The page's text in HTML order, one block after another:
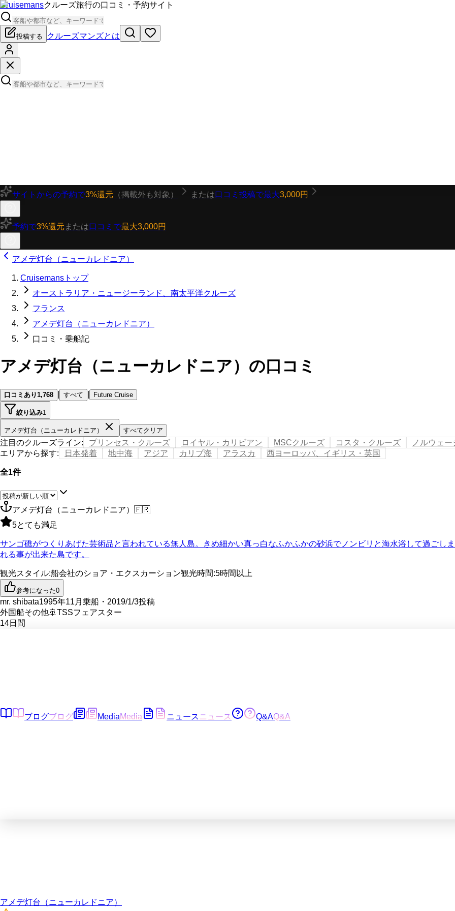
Cruisemansクルーズ旅行の口コミ・予約サイト
投稿する クルーズマンズとは
サイトからの予約で3%還元 （掲載外も対象） または口コミ投稿で最大3,000円
予約で3%還元 または口コミで最大3,000円
アメデ灯台（ニューカレドニア）
Cruisemansトップ
オーストラリア・ニュージーランド、南太平洋クルーズ
フランス
アメデ灯台（ニューカレドニア）
口コミ・乗船記
アメデ灯台（ニューカレドニア）の口コミ
口コミあり1,768 すべて Future Cruise
絞り込み1
アメデ灯台（ニューカレドニア） すべてクリア
注目のクルーズライン: プリンセス・クルーズ ロイヤル・カリビアン MSCクルーズ コスタ・クルーズ ノルウェ
エリアから探す: 日本発着 地中海 アジア カリブ海 アラスカ 西ヨーロッパ、イギリス・英国
全1件
アメデ灯台（ニューカレドニア） 🇫🇷
5とても満足
サンゴ礁がつくりあげた芸術品と言われている無人島。きめ細かい真っ白なふかふかの砂浜でノンビリと海水浴して過ごし
れる事が出来た島です。
観光スタイル:船会社のショア・エクスカーション観光時間:5時間以上
参考になった0
mr. shibata1995年11月乗船・2019/1/3投稿
外国船その他🚢 TSSフェアスター
14日間
ブログブログ MediaMedia ニュース ニュース Q&AQ&A
アメデ灯台（ニューカレドニア）